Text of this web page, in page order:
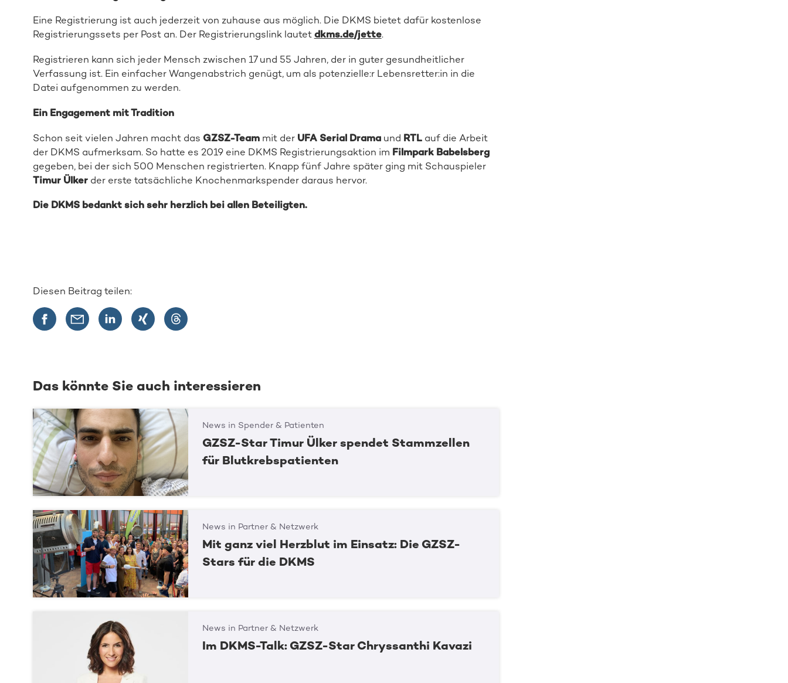
Eine Registrierung ist auch jederzeit von zuhause aus möglich. Die DKMS bietet dafür kostenlose
Registrierungssets per Post an. Der Registrierungslink lautet dkms.de/jette.
Registrieren kann sich jeder Mensch zwischen 17 und 55 Jahren, der in guter gesundheitlicher
Verfassung ist. Ein einfacher Wangenabstrich genügt, um als potenzielle:r Lebensretter:in in die
Datei aufgenommen zu werden.
Ein Engagement mit Tradition
Schon seit vielen Jahren macht das GZSZ-Teammit der UFA Serial Dramaund RTLauf die Arbeit
der DKMS aufmerksam. So hatte es 2019 eine DKMS Registrierungsaktion im Filmpark Babelsberg
gegeben, bei der sich 500 Menschen registrierten. Knapp fünf Jahre später ging mit Schauspieler
Timur Ülkerder erste tatsächliche Knochenmarkspender daraus hervor.
Die DKMS bedankt sich sehr herzlich bei allen Beteiligten.
Diesen Beitrag teilen:
Das könnte Sie auch interessieren
News in Spender & Patienten
GZSZ-Star Timur Ülker spendet Stammzellen
für Blutkrebspatienten
News in Partner & Netzwerk
Mit ganz viel Herzblut im Einsatz: Die GZSZ-
Stars für die DKMS
News in Partner & Netzwerk
Im DKMS-Talk: GZSZ-Star Chryssanthi Kavazi